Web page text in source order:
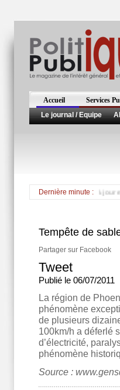
Accueil Services
Le journal / Equipe
Dernière minute :
Guadeloupe *** Mise à jour en
Tempête de
Partager sur Facebook
Tweet
Publié le 06/07/2011
La région de
phénomène
de plusieurs
100km/h a déferlé
d’électricité,
phénomène
Source :